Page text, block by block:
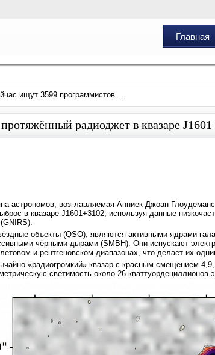
Главная
ищут 3599 программистов ...
радиоджет в квазаре
астрономов, возглавляемая Анниек Джоан
в квазаре J1601+3102, используя данные
объекты (QSO), являются активными ядрами
чёрными дырами (SMBH). Они испускают
и рентгеновском диапазонах, что делает их
«радиогромкий» квазар с красным смещением
светимость около 26 кваттуордециллионов